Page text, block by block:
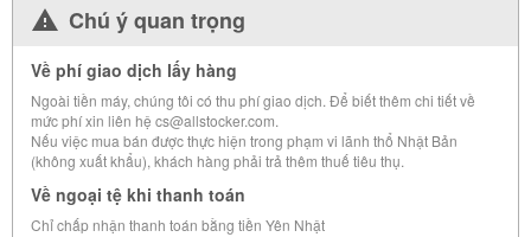
Chú ý quan trọng
Về phí giao dịch lấy hàng
Ngoài tiền máy, chúng tôi có thu phí giao dịch. Để biết thêm chi tiết về
mức phí xin liên hệ cs@allstocker.com.
Nếu việc mua bán được thực hiện trong phạm vi lãnh thổ Nhật Bản
(không xuất khẩu), khách hàng phải trả thêm thuế tiêu thụ.
Về ngoại tệ khi thanh toán
Chỉ chấp nhận thanh toán bằng tiền Yên Nhật